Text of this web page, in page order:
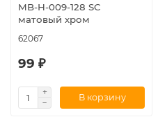
MB-H-009-128 SC
матовый хром
62067
99 ₽
В корзину